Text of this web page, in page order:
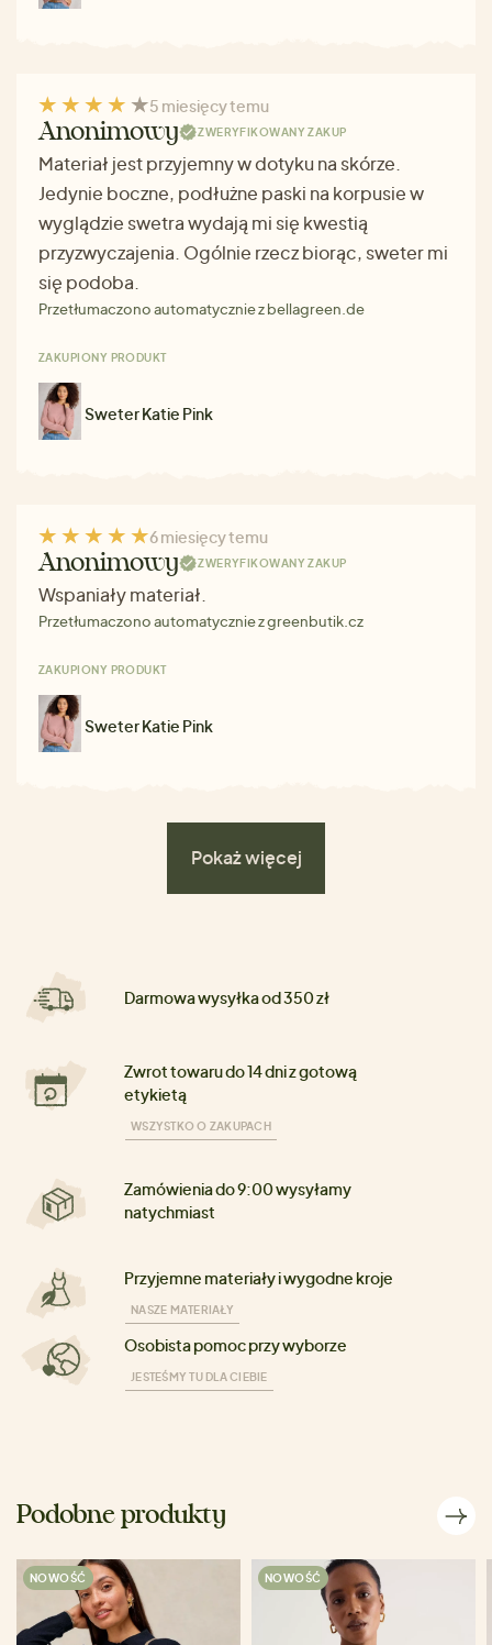
5 miesięcy temu
Anonimowy ZWERYFIKOWANY ZAKUP
Materiał jest przyjemny w dotyku na skórze.
Jedynie boczne, podłużne paski na korpusie w
wyglądzie swetra wydają mi się kwestią
przyzwyczajenia. Ogólnie rzecz biorąc, sweter mi
się podoba.
Przetłumaczono automatycznie z bellagreen.de
ZAKUPIONY PRODUKT
Sweter Katie Pink
6 miesięcy temu
Anonimowy ZWERYFIKOWANY ZAKUP
Wspaniały materiał.
Przetłumaczono automatycznie z greenbutik.cz
ZAKUPIONY PRODUKT
Sweter Katie Pink
Pokaż więcej
Darmowa wysyłka od 350 zł
Zwrot towaru do 14 dni z gotową
etykietą
WSZYSTKO O ZAKUPACH
Zamówienia do 9:00 wysyłamy
natychmiast
Przyjemne materiały i wygodne kroje
NASZE MATERIAŁY
Osobista pomoc przy wyborze
JESTEŚMY TU DLA CIEBIE
Podobne produkty
NOWOŚĆ NOWOŚĆ